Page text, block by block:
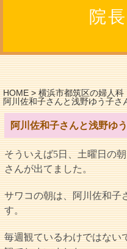
院
HOME>横浜市都筑区の婦人
阿川佐和子さんと浅野ゆう子さ
阿川佐和子さんと浅野ゆ
そういえば5日、土曜日の
さんが出てました。
サワコの朝は、阿川佐和子
す。
毎週観ているわけではない